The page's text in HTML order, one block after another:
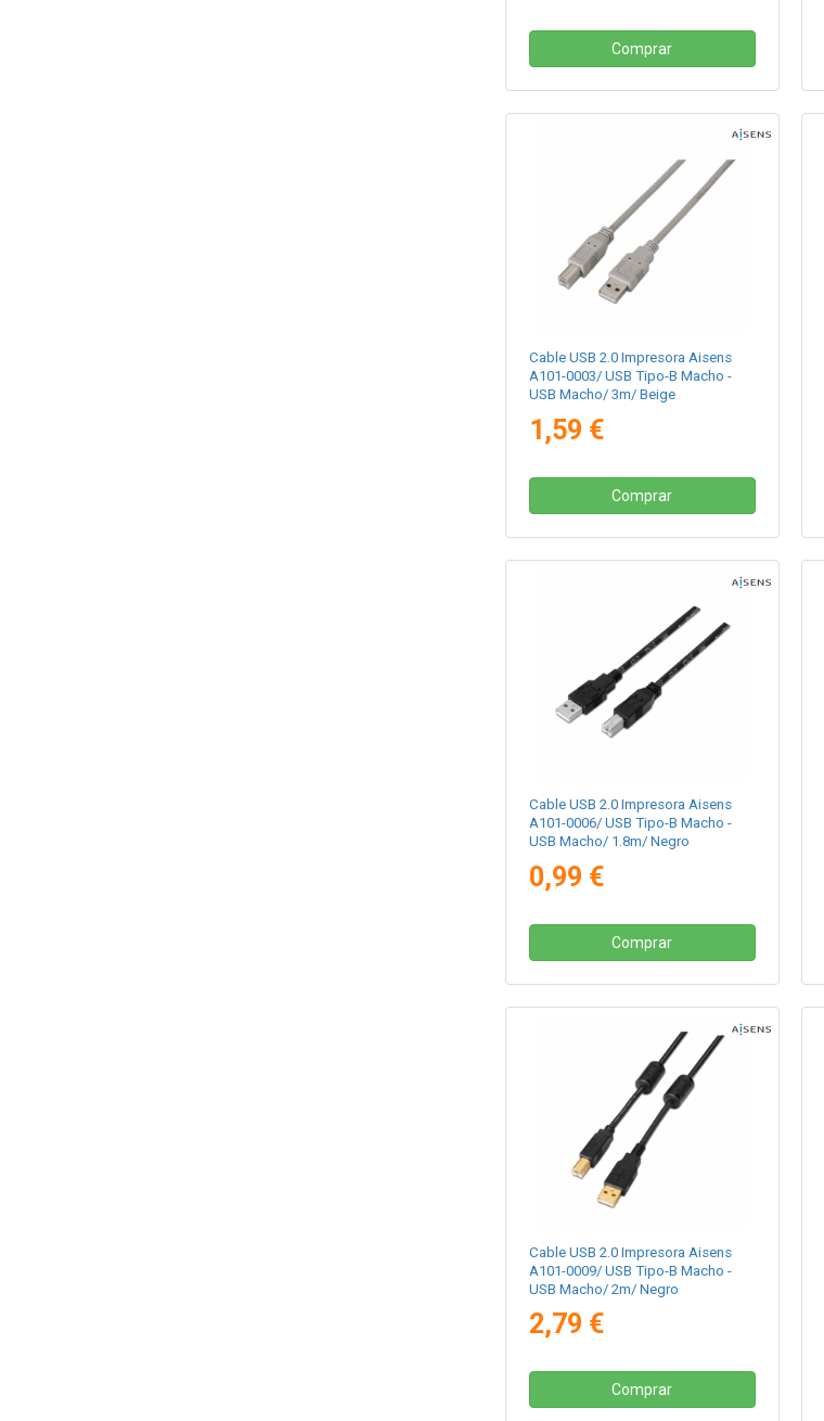
Comprar
Cable USB 2.0 Impresora Aisens
A101-0003/ USB Tipo-B Macho -
USB Macho/ 3m/ Beige
1,59 €
Comprar
Cable USB 2.0 Impresora Aisens
A101-0006/ USB Tipo-B Macho -
USB Macho/ 1.8m/ Negro
0,99 €
Comprar
Cable USB 2.0 Impresora Aisens
A101-0009/ USB Tipo-B Macho -
USB Macho/ 2m/ Negro
2,79 €
Comprar